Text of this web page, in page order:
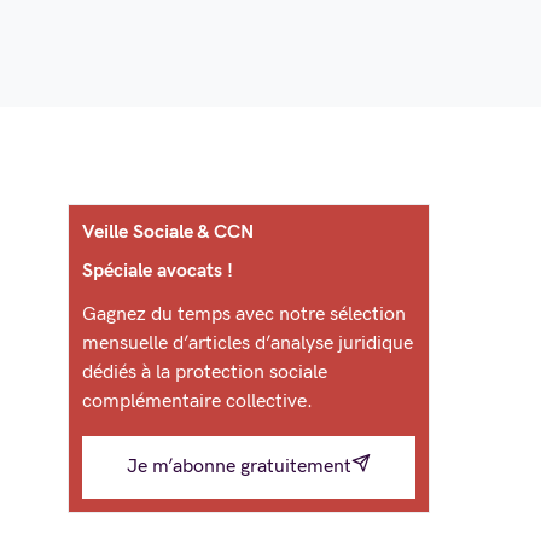
Veille Sociale & CCN
Spéciale avocats !
Gagnez du temps avec notre sélection
mensuelle d’articles d’analyse juridique
dédiés à la protection sociale
complémentaire collective.
Je m’abonne gratuitement